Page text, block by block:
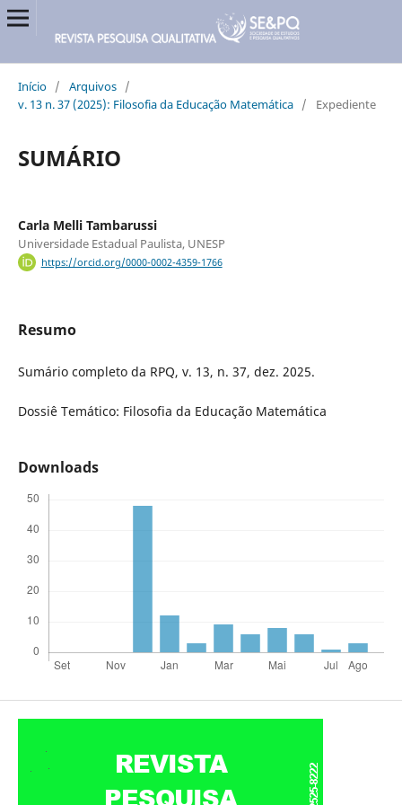
Início / Arquivos /
v. 13 n. 37 (2025): Filosofia da Educação Matemática / Expediente
SUMÁRIO
Carla Melli Tambarussi
Universidade Estadual Paulista, UNESP
https://orcid.org/0000-0002-4359-1766
Resumo
Sumário completo da RPQ, v. 13, n. 37, dez. 2025.
Dossiê Temático: Filosofia da Educação Matemática
Downloads